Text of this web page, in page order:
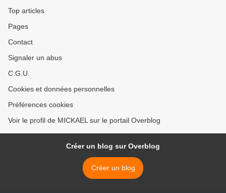
Top articles
Pages
Contact
Signaler un abus
C.G.U.
Cookies et données personnelles
Préférences cookies
Voir le profil de MICKAEL sur le portail Overblog
Créer un blog sur Overblog
Créer un blog